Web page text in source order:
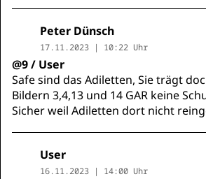
Peter Dünsch
17.11.2023 | 10:22 Uhr
@9 / User
Safe sind das Adiletten, Sie trägt
Bildern 3,4,13 und 14 GAR keine
Sicher weil Adiletten dort nicht
User
16.11.2023 | 14:00 Uhr